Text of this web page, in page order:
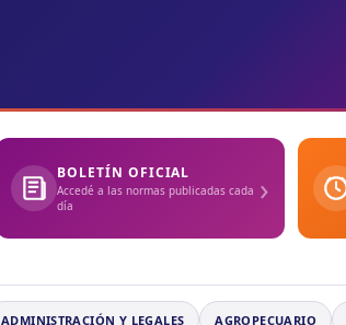
BOLETÍN OFICIAL
Accedé a las normas publicadas cada
día
›
ADMINISTRACIÓN Y LEGALES AGROPECUARIO